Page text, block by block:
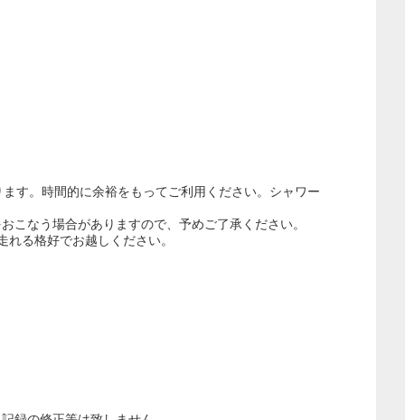
す。時間的に余裕をもってご利用ください。シャワー
なう場合がありますので、予めご了承ください。
る格好でお越しください。